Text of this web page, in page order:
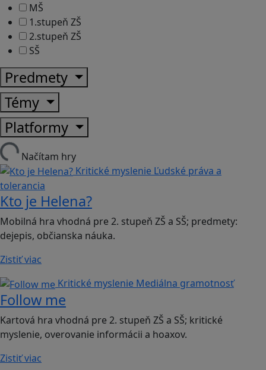
MŠ
1.stupeň ZŠ
2.stupeň ZŠ
SŠ
Predmety
Témy
Platformy
Načítam hry
Kritické myslenie Ľudské práva a
tolerancia
Kto je Helena?
Mobilná hra vhodná pre 2. stupeň ZŠ a SŠ; predmety:
dejepis, občianska náuka.
Zistiť viac
Kritické myslenie Mediálna gramotnosť
Follow me
Kartová hra vhodná pre 2. stupeň ZŠ a SŠ; kritické
myslenie, overovanie informácii a hoaxov.
Zistiť viac